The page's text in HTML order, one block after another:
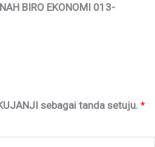
BIRO EKONOMI 013-
sebagai tanda setuju. *